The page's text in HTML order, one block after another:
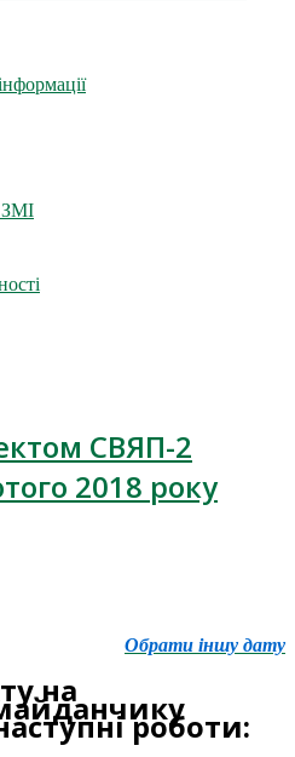
ЗМІ
СВЯП-2
2018 року
Обрати іншу дату
на
роботи: